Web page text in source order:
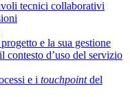
tecnici collaborativi
e la sua gestione
contesto d’uso del servizio
e i touchpointdel